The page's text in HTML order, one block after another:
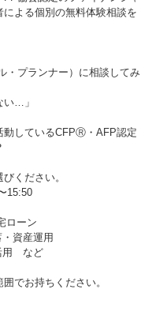
よる個別の無料体験相談を
・プランナー）に相談してみ
い…」
動しているCFPⓇ・AFP認定
ください。
15:50
ローン
資産運用
など
でお持ちください。